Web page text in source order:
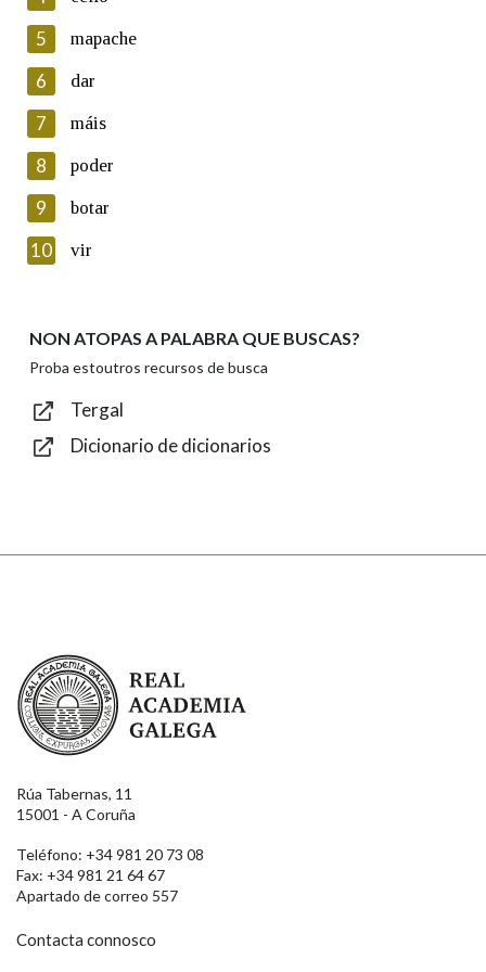
Lin e acepto as condicións da política de
Introduce o código que aparece na imaxe:
Texto de verificación
Enviar
5 mapache
6 dar
7 máis
8 poder
9 botar
10 vir
NON ATOPAS A PALABRA QUE BUSCAS?
Proba estoutros recursos de busca
Tergal
Dicionario de dicionarios
Real Academia Galega
Rúa Tabernas, 11
15001 - A Coruña
Teléfono: +34 981 20 73 08
Fax: +34 981 21 64 67
Apartado de correo 557
Contacta connosco